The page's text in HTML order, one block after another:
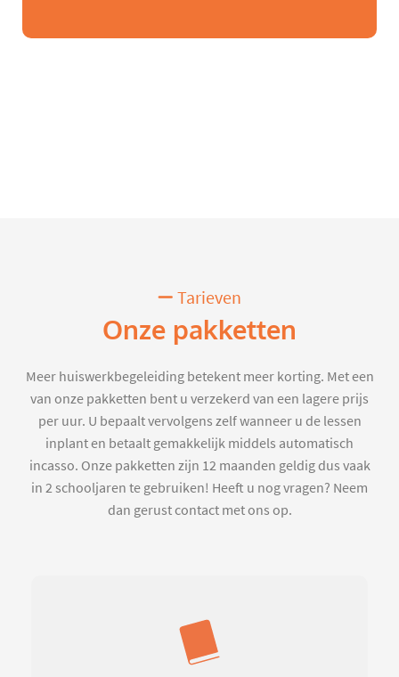
Tarieven
Onze pakketten
Meer huiswerkbegeleiding betekent meer korting. Met een
van onze pakketten bent u verzekerd van een lagere prijs
per uur. U bepaalt vervolgens zelf wanneer u de lessen
inplant en betaalt gemakkelijk middels automatisch
incasso. Onze pakketten zijn 12 maanden geldig dus vaak
in 2 schooljaren te gebruiken! Heeft u nog vragen? Neem
dan gerust contact met ons op.